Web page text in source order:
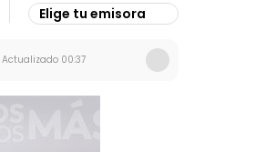
Elige tu emisora
Actualizado 00:37